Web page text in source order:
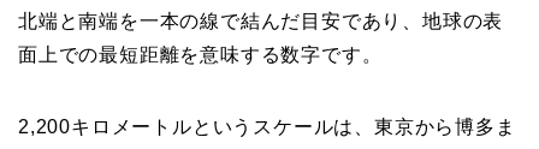
北端と南端を一本の線で結んだ目安であり、地球の表
面上での最短距離を意味する数字です。
2,200キロメートルというスケールは、東京から博多ま